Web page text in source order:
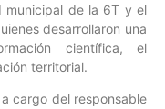
municipal de la 6T y el
desarrollaron una
científica, el
territorial.
cargo del responsable